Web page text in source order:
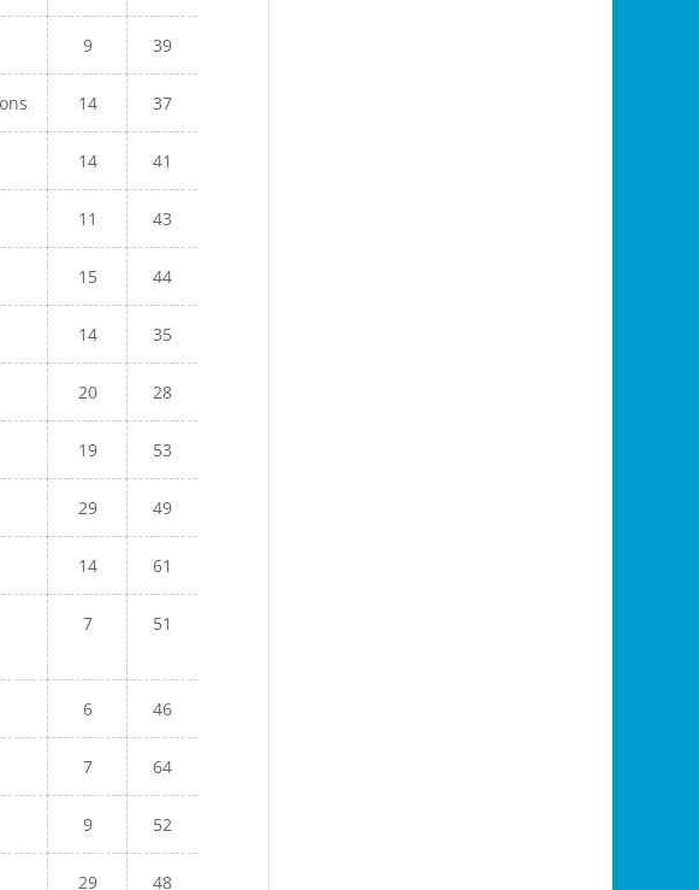
9 39
14 37
14 41
11 43
15 44
14 35
20 28
19 53
29 49
14 61
7 51
6 46
7 64
9 52
29 48